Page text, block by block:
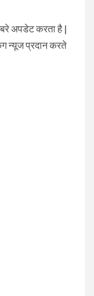
अपडेट करता है |
न्यूज प्रदान करते